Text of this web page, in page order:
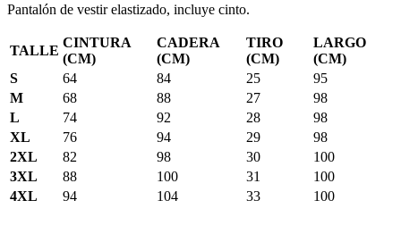
Pantalón de vestir elastizado, incluye cinto.
TALLE
CINTURA
(CM)
CADERA
(CM)
TIRO
(CM)
LARGO
(CM)
S
64 84 25
95
M
68 88 27
98
L
74 92 28
98
XL
76 94 29
98
2XL
82 98 30
100
3XL
88 100 31
100
4XL
94 104 33 100